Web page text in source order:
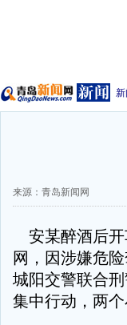
来源：青岛新闻网
安某醉酒后开
网，因涉嫌危
城阳交警联合
集中行动，两